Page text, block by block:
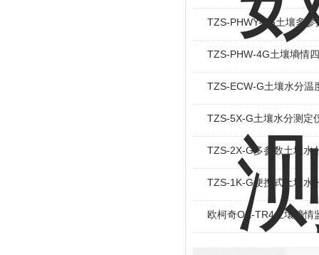
TZS-PHWY-7G土壤多参
TZS-PHW-4G土壤墒情
TZS-ECW-G土壤水分温
TZS-5X-G土壤水分测定
TZS-2X-G多参数土壤水
TZS-1K-G便携式土壤水
欧柯奇OK-TR4土壤墒情